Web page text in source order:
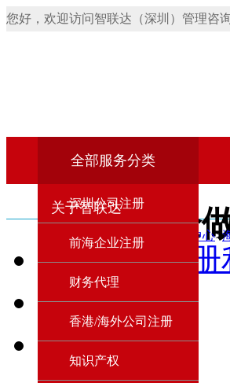
您好，欢迎访问智联达（深圳）管理咨
全部服务分类
深圳公司注册
前海企业注册
财务代理
香港/海外公司注册
知识产权
关于智联达 国企
首页 资讯中心>
海外公司注
合作动态
行业资讯